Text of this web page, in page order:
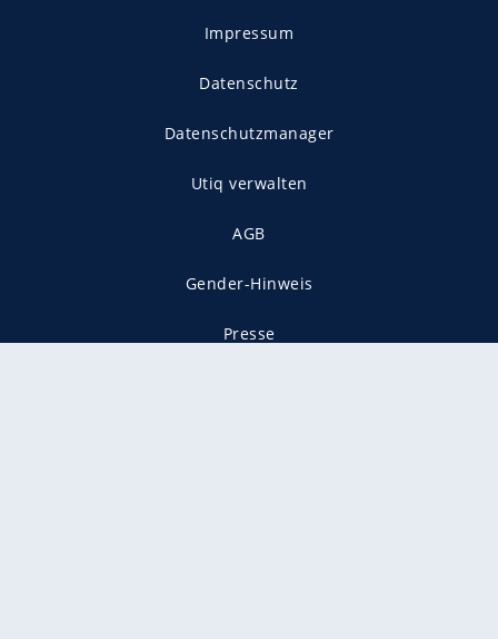
Impressum
Datenschutz
Datenschutzmanager
Utiq verwalten
AGB
Gender-Hinweis
Presse